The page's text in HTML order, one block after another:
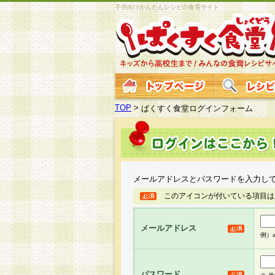
子供向けかんたんレシピの食育サイト
TOP >ぱくすく食堂ログインフォーム
メールアドレスとパスワードを入力し
このアイコンが付いている項目
メールアドレス
例）